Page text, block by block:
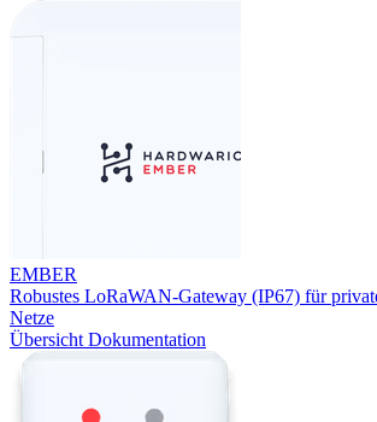
EMBER
Robustes LoRaWAN-Gateway (IP67) für
Netze
Übersicht Dokumentation